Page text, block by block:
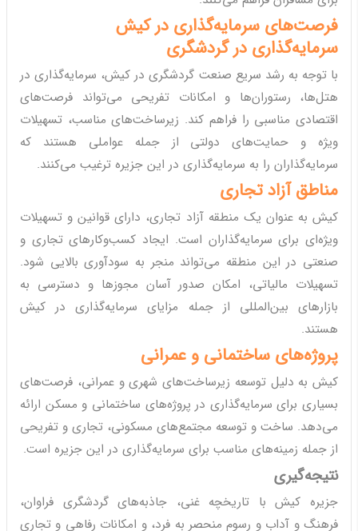
فرصت‌های سرمایه‌گذاری در کیش
سرمایه‌گذاری در گردشگری
با توجه به رشد سریع صنعت گردشگری در کیش، سرمایه‌گذاری در
هتل‌ها، رستوران‌ها و امکانات تفریحی می‌تواند فرصت‌های
اقتصادی مناسبی را فراهم کند. زیرساخت‌های مناسب، تسهیلات
ویژه و حمایت‌های دولتی از جمله عواملی هستند که
سرمایه‌گذاران را به سرمایه‌گذاری در این جزیره ترغیب می‌کنند.
مناطق آزاد تجاری
کیش به عنوان یک منطقه آزاد تجاری، دارای قوانین و تسهیلات
ویژه‌ای برای سرمایه‌گذاران است. ایجاد کسب‌وکارهای تجاری و
صنعتی در این منطقه می‌تواند منجر به سودآوری بالایی شود.
تسهیلات مالیاتی، امکان صدور آسان مجوزها و دسترسی به
بازارهای بین‌المللی از جمله مزایای سرمایه‌گذاری در کیش
هستند.
پروژه‌های ساختمانی و عمرانی
کیش به دلیل توسعه زیرساخت‌های شهری و عمرانی، فرصت‌های
بسیاری برای سرمایه‌گذاری در پروژه‌های ساختمانی و مسکن ارائه
می‌دهد. ساخت و توسعه مجتمع‌های مسکونی، تجاری و تفریحی
از جمله زمینه‌های مناسب برای سرمایه‌گذاری در این جزیره است.
نتیجه‌گیری
جزیره کیش با تاریخچه غنی، جاذبه‌های گردشگری فراوان،
فرهنگ و آداب و رسوم منحصر به فرد، و امکانات رفاهی و تجاری